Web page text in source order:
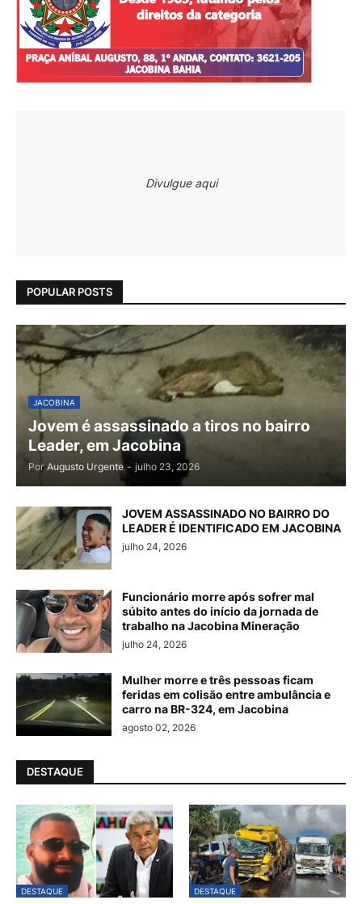
Divulgue aqui
POPULAR POSTS
JACOBINA
Jovem é assassinado a tiros no bairro
Leader, em Jacobina
Por Augusto Urgente - julho 23, 2026
JOVEM ASSASSINADO NO BAIRRO DO
LEADER É IDENTIFICADO EM JACOBINA
julho 24, 2026
Funcionário morre após sofrer mal
súbito antes do início da jornada de
trabalho na Jacobina Mineração
julho 24, 2026
Mulher morre e três pessoas ficam
feridas em colisão entre ambulância e
carro na BR-324, em Jacobina
agosto 02, 2026
DESTAQUE
DESTAQUE DESTAQUE